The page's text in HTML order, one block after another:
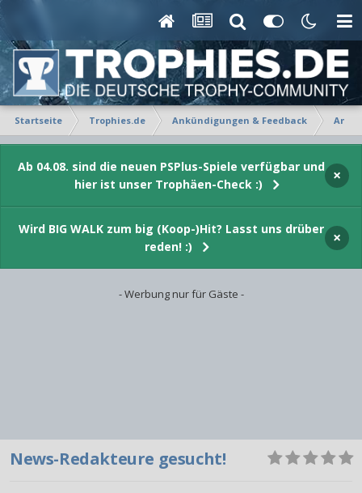
Startseite Trophies.de Ankündigungen & Feedback
Ab 04.08. sind die neuen PSPlus-Spiele verfügbar und
hier ist unser Trophäen-Check :)
×
Wird BIG WALK zum big (Koop-)Hit? Lasst uns drüber
reden! :)
×
- Werbung nur für Gäste -
News-Redakteure gesucht!